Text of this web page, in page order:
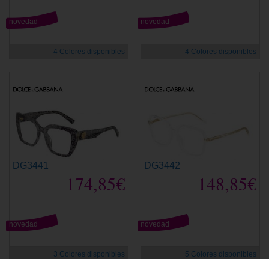
novedad
4 Colores disponibles
novedad
4 Colores disponibles
DG3441
174,85€
novedad
3 Colores disponibles
DG3442
148,85€
novedad
5 Colores disponibles